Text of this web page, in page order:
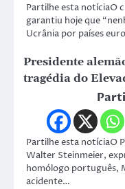
Partilhe esta notíciaO
garantiu hoje que
Ucrânia por países
Presidente
tragédia do
Partilhe esta notíciaO
Walter Steinmeier,
homólogo português,
acidente…